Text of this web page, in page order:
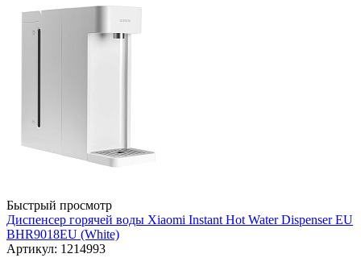
Быстрый просмотр
Диспенсер горячей воды Xiaomi Instant Hot Water Dispenser EU
BHR9018EU (White)
Артикул: 1214993